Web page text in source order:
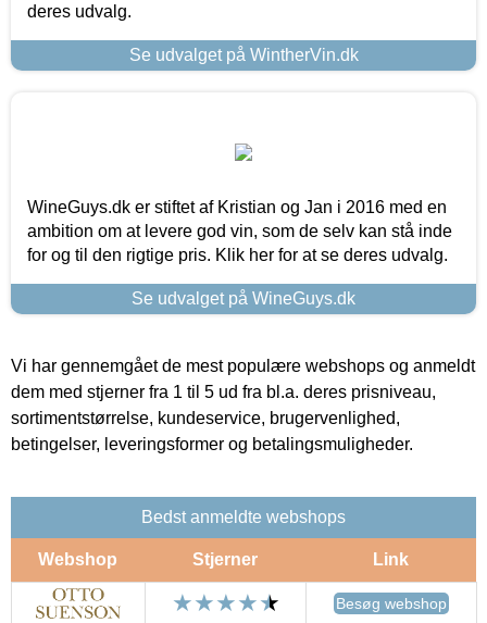
deres udvalg.
Se udvalget på WintherVin.dk
WineGuys.dk er stiftet af Kristian og Jan i 2016 med en
ambition om at levere god vin, som de selv kan stå inde
for og til den rigtige pris. Klik her for at se deres udvalg.
Se udvalget på WineGuys.dk
Vi har gennemgået de mest populære webshops og anmeldt
dem med stjerner fra 1 til 5 ud fra bl.a. deres prisniveau,
sortimentstørrelse, kundeservice, brugervenlighed,
betingelser, leveringsformer og betalingsmuligheder.
Bedst anmeldte webshops
Webshop Stjerner Link
Besøg webshop